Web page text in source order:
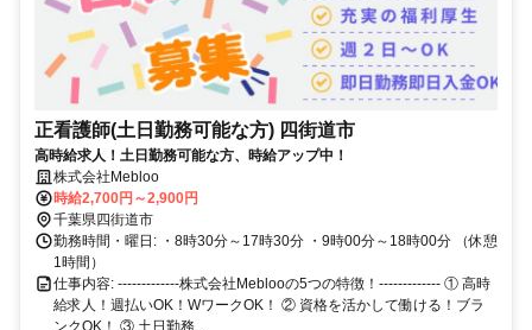
正看護師(土日勤務可能な方) 四街道市
高時給求人！土日勤務可能な方、時給アップ中！
株式会社Mebloo
時給2,700円～2,900円
千葉県四街道市
勤務時間・曜日: ・8時30分～17時30分 ・9時00分～18時00分 （休憩
1時間）
仕事内容: -------------株式会社Meblooの5つの特徴！------------- ① 高時
給求人！週払いOK！WワークOK！ ② 資格を活かして働ける！ブラ